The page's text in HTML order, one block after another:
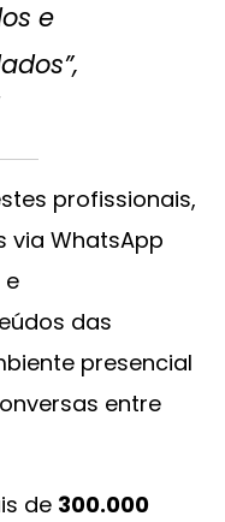
e
profissionais,
via WhatsApp
e
das
presencial
entre
de 300.000